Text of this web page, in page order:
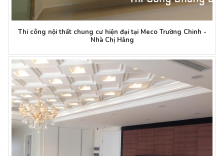
Thi công nội thất chung cư hiện đại tại Meco Trường Chinh -
Nhà Chị Hằng